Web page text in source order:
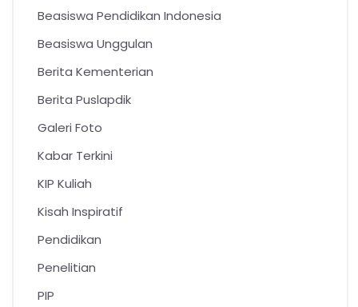
Beasiswa Pendidikan Indonesia
Beasiswa Unggulan
Berita Kementerian
Berita Puslapdik
Galeri Foto
Kabar Terkini
KIP Kuliah
Kisah Inspiratif
Pendidikan
Penelitian
PIP